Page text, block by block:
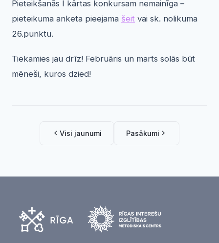
Pieteikšanās I kārtas konkursam nemainīga –
pieteikuma anketa pieejama šeit vai sk. nolikuma
26.punktu.
Tiekamies jau drīz! Februāris un marts solās būt
mēneši, kuros dzied!
Visi jaunumi Pasākumi